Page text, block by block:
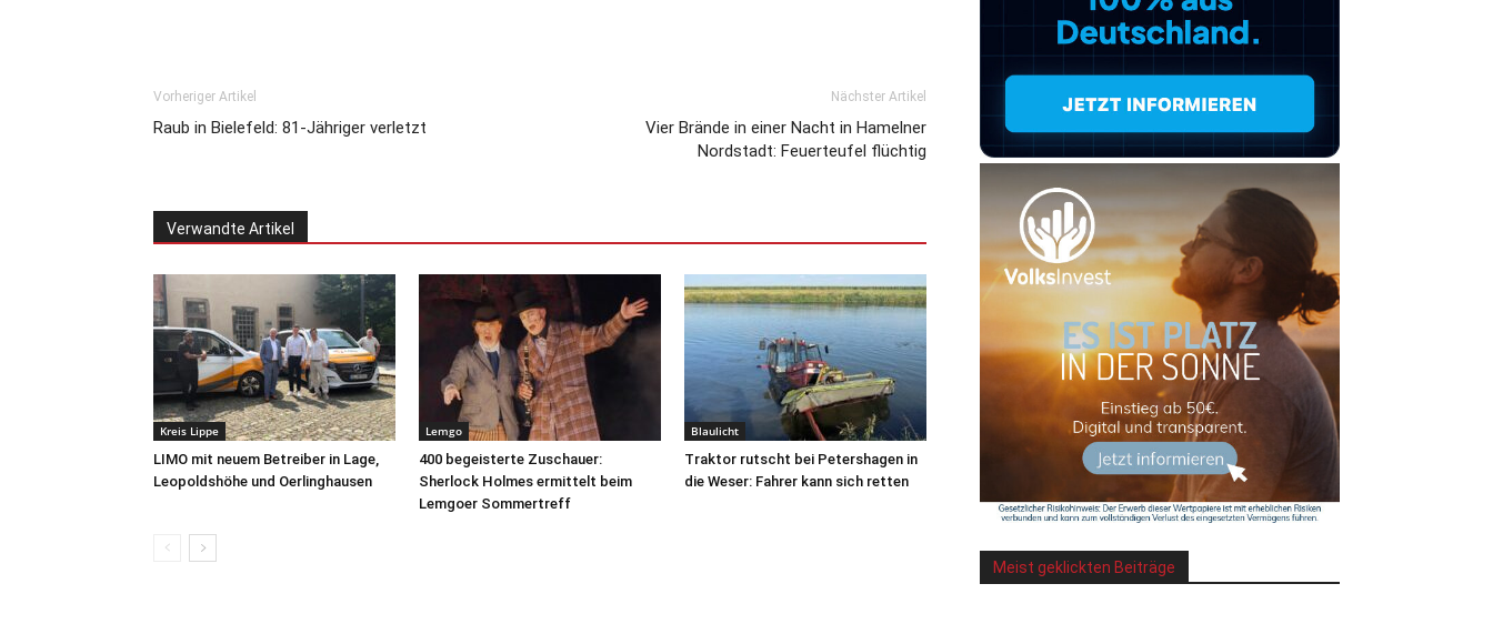
Vorheriger Artikel
Raub in Bielefeld: 81-Jähriger verletzt
Nächster Artikel
Vier Brände in einer Nacht in Hamelner
Nordstadt: Feuerteufel flüchtig
Verwandte Artikel
Kreis Lippe
LIMO mit neuem Betreiber in Lage,
Leopoldshöhe und Oerlinghausen
Lemgo
400 begeisterte Zuschauer:
Sherlock Holmes ermittelt beim
Lemgoer Sommertreff
Blaulicht
Traktor rutscht bei Petershagen in
die Weser: Fahrer kann sich retten
Meist geklickten Beiträge